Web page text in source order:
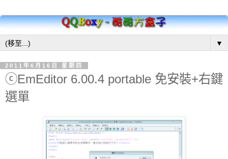
▼
2011年6月16日 星期四
ⓒEmEditor 6.00.4 portable 免安裝+右鍵
選單